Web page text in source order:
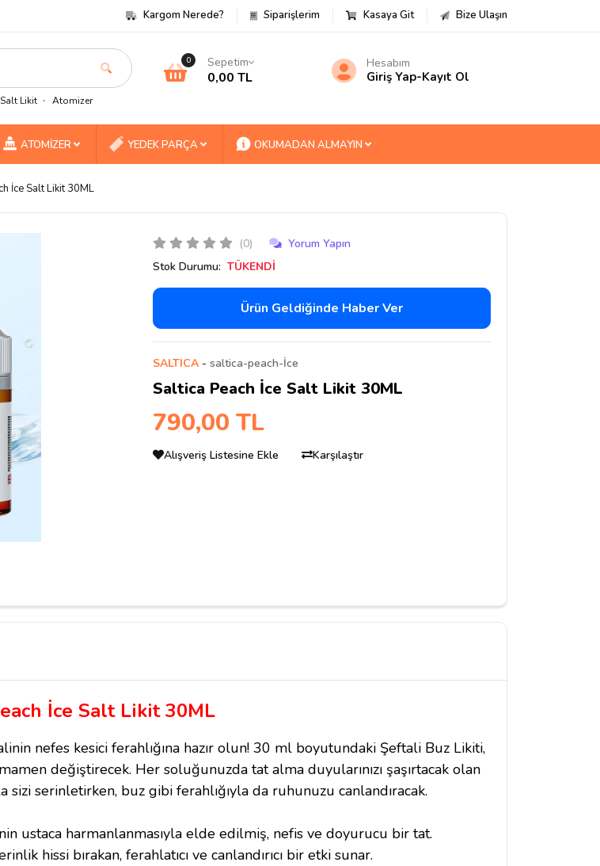
Kargom Nerede? Siparişlerim Kasaya Git Bize Ulaşın
Salt Likit Atomizer
0 Sepetim
0,00 TL
Hesabım
Giriş Yap-Kayıt Ol
ATOMİZER YEDEK PARÇA OKUMADAN ALMAYIN
İce Salt Likit 30ML
(0)
Yorum Yapın
Stok Durumu: TÜKENDİ
Ürün Geldiğinde Haber Ver
SALTICA- saltica-peach-İce
Saltica Peach İce Salt Likit 30ML
790,00 TL
Alışveriş Listesine Ekle Karşılaştır
İce Salt Likit 30ML
nefes kesici ferahlığına hazır olun! 30 ml boyutundaki Şeftali Buz Likiti,
değiştirecek. Her soluğunuzda tat alma duyularınızı şaşırtacak olan
serinletirken, buz gibi ferahlığıyla da ruhunuzu canlandıracak.
ustaca harmanlanmasıyla elde edilmiş, nefis ve doyurucu bir tat.
hissi bırakan, ferahlatıcı ve canlandırıcı bir etki sunar.